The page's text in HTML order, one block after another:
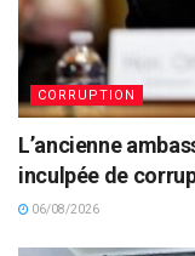
CORRUPTION
L’ancienne
inculpée de
06/08/2026